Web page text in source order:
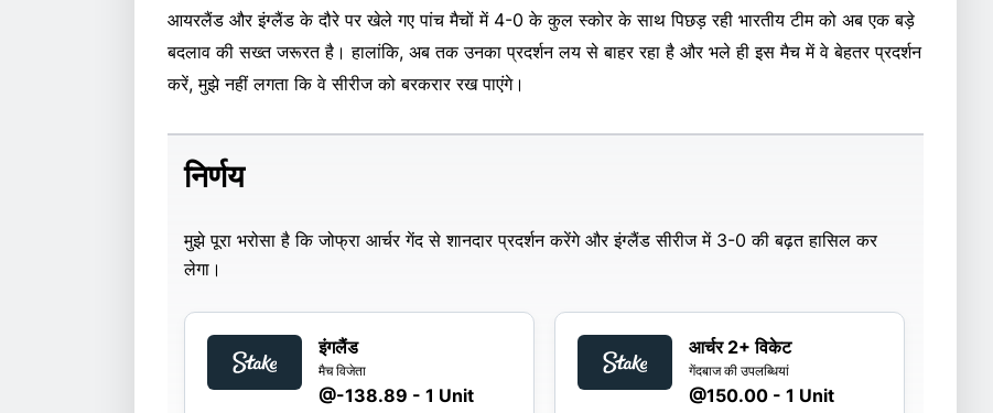
आयरलैंड और इंग्लैंड के दौरे पर खेले गए पांच मैचों में 4-0 के कुल स्कोर के साथ पिछड़ रही भारतीय टीम को अब एक बड़े
बदलाव की सख्त जरूरत है। हालांकि, अब तक उनका प्रदर्शन लय से बाहर रहा है और भले ही इस मैच में वे बेहतर प्रदर्शन
करें, मुझे नहीं लगता कि वे सीरीज को बरकरार रख पाएंगे।
निर्णय
मुझे पूरा भरोसा है कि जोफ्रा आर्चर गेंद से शानदार प्रदर्शन करेंगे और इंग्लैंड सीरीज में 3-0 की बढ़त हासिल कर
लेगा।
इंगलैंड
मैच विजेता
@-138.89 - 1 Unit
आर्चर 2+ विकेट
गेंदबाज की उपलब्धियां
@150.00 - 1 Unit